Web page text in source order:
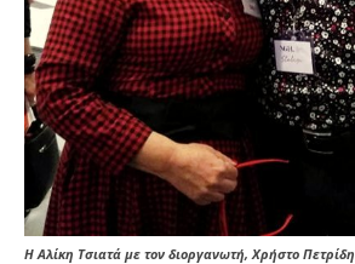
Η Αλίκη Τσιατά με τον διοργανωτή, Χρήστο Πετρίδη